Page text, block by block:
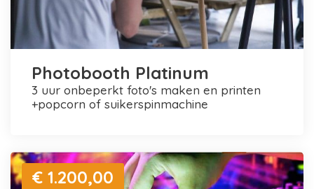
Photobooth Platinum
3 uur onbeperkt foto's maken en printen
+popcorn of suikerspinmachine
€ 1.200,00